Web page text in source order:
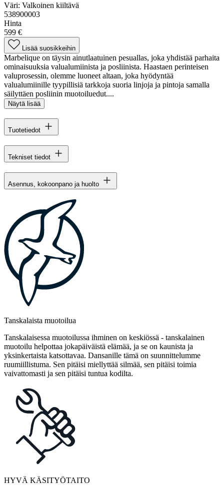
Väri: Valkoinen kiiltävä
538900003
Hinta
599 €
Lisää suosikkeihin
Marbelique on täysin ainutlaatuinen pesuallas, joka yhdistää parhaita
ominaisuuksia valualumiinista ja posliinista. Haastaen perinteisen
valuprosessin, olemme luoneet altaan, joka hyödyntää
valualumiinille tyypillisiä tarkkoja suoria linjoja ja pintoja samalla
säilyttäen posliinin muotoiluedut....
Näytä lisää
Tuotetiedot
Tekniset tiedot
Asennus, kokoonpano ja huolto
Tanskalaista muotoilua
Tanskalaisessa muotoilussa ihminen on keskiössä - tanskalainen
muotoilu helpottaa jokapäiväistä elämää, ja se on kaunista ja
yksinkertaista katsottavaa. Dansanille tämä on suunnittelumme
ruumiillistuma. Sen pitäisi miellyttää silmää, sen pitäisi toimia
vaivattomasti ja sen pitäisi tuntua kodilta.
HYVÄ KÄSITYÖTAITO